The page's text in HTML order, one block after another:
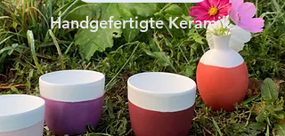
Handgefertigte Keramik